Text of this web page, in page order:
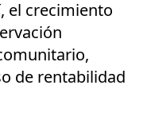
el crecimiento
de rentabilidad